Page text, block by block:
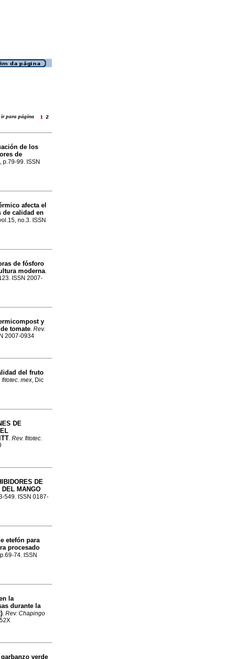
ir para página
de los
de
p.79-99. ISSN
afecta el
de calidad en
no.3. ISSN
de fósforo
moderna.
ISSN 2007-
y
tomate. Rev.
2007-0934
del fruto
fitotec. mex, Dic
DE
. Rev. fitotec.
DE
MANGO
549. ISSN 0187-
etefón para
procesado
74. ISSN
la
durante la
. Rev. Chapingo
verde